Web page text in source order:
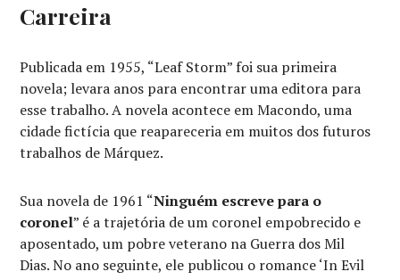
Carreira
Publicada em 1955, “Leaf Storm” foi sua primeira
novela; levara anos para encontrar uma editora para
esse trabalho. A novela acontece em Macondo, uma
cidade fictícia que reapareceria em muitos dos futuros
trabalhos de Márquez.
Sua novela de 1961 “Ninguém escreve para o
coronel” é a trajetória de um coronel empobrecido e
aposentado, um pobre veterano na Guerra dos Mil
Dias. No ano seguinte, ele publicou o romance ‘In Evil